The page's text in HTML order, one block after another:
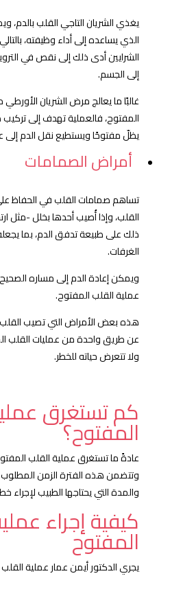
يغذي الشريان التاجي القلب بالدم،
الذي يساعده إلى أداء وظيفته،
الشرايين أدى ذلك إلى نقص في
إلى الجسم.
غالبًا ما يعالج مرض الشريان
المفتوح، فالعملية تهدف إلى
يظلّ مفتوحًا ويستطيع نقل الدم إلى
أمراض الصمامات
تساهم صمامات القلب في الحفاظ
القلب، وإذا أُصيب أحدها بخلل -مثل
ذلك على طبيعة تدفق الدم، بما
الغرفات.
ويمكن إعادة الدم إلى مساره
عملية القلب المفتوح.
هذه بعض الأمراض التي تصيب القلب
عن طريق واحدة من عمليات القلب
ولا تتعرض حياته للخطر.
كم تستغرق
المفتوح؟
عادةً ما تستغرق عملية القلب
وتتضمن هذه الفترة الزمن المطلوب
والمدة التي يحتاجها الطبيب لإجراء
كيفية إجراء
المفتوح
يجري الدكتور أيمن عمار عملية